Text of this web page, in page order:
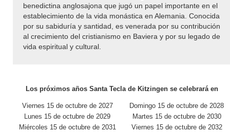
benedictina anglosajona que jugó un papel importante en el
establecimiento de la vida monástica en Alemania. Conocida
por su sabiduría y santidad, es venerada por su contribución
al crecimiento del cristianismo en Baviera y por su legado de
vida espiritual y cultural.
Los próximos años Santa Tecla de Kitzingen se celebrará en
Viernes 15 de octubre de 2027
Domingo 15 de octubre de 2028
Lunes 15 de octubre de 2029
Martes 15 de octubre de 2030
Miércoles 15 de octubre de 2031
Viernes 15 de octubre de 2032